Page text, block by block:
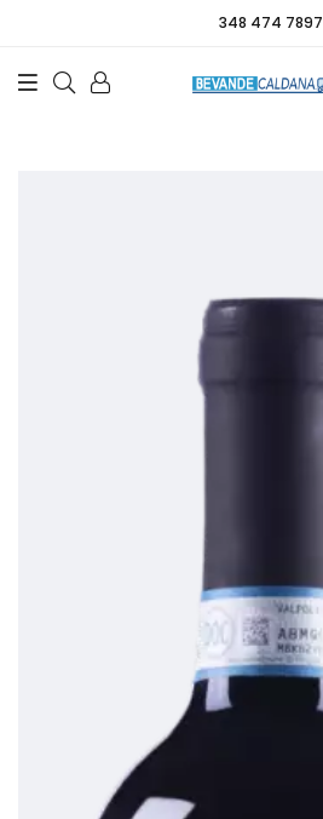
348 474 7897